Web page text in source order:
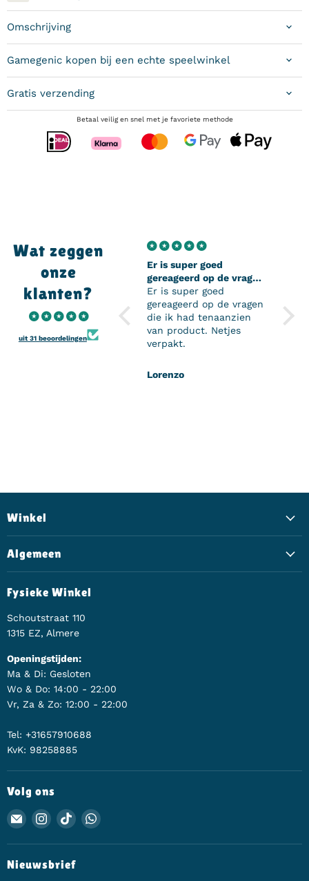
Omschrijving
Gamegenic kopen bij een echte speelwinkel
Gratis verzending
Betaal veilig en snel met je favoriete methode
Wat zeggen
onze
klanten?
uit 31 beoordelingen
Er is super goed
gereageerd op de vragen
die ik had tenaanzien
van product
Er is super goed
gereageerd op de vragen
die ik had tenaanzien
van product. Netjes
verpakt.
Lorenzo
en
mijn
Winkel
Algemeen
Fysieke Winkel
Schoutstraat 110
1315 EZ, Almere
Openingstijden:
Ma & Di: Gesloten
Wo & Do: 14:00 - 22:00
Vr, Za & Zo: 12:00 - 22:00
Tel: +31657910688
KvK: 98258885
Volg ons
Email Animerch
Vind ons op Instagram
Vind ons op TikTok
Nieuwsbrief